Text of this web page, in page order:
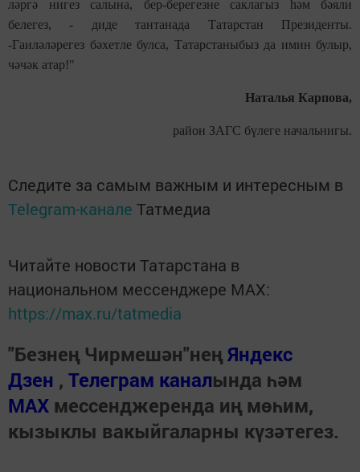
ләргә нигез салына, бер-берегезне саклагыз һәм бәяли
белегез, - диде тантанада Татарстан Президенты.
-Гаиләләрегез бәхетле булса, Татарстаныбыз да имин булыр,
чәчәк атар!"
Наталья Карпова,
район ЗАГС бүлеге начальнигы.
Следите за самым важным и интересным в
Telegram-канале Татмедиа
Читайте новости Татарстана в
национальном мессенджере MАХ:
https://max.ru/tatmedia
"Безнең Чирмешән"неңЯндекс
Дзен , Телеграм каналында һәм
МАХ мессенджеренда иң мөһим,
кызыклы вакыйгаларны күзәтегез.